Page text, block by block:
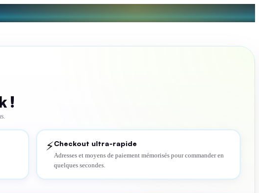
!
⚡Checkout ultra-rapide
Adresses et moyens de paiement mémorisés pour commander en
quelques secondes.